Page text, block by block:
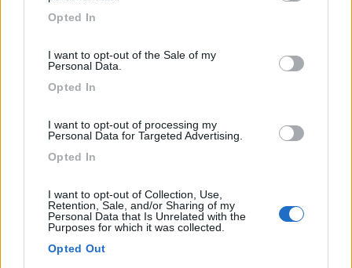
grant or deny consent to Google and its third-party tags to
use your data for below specified purposes in below Google
Opted In
I want to opt-out of the Sale of my
Personal Data.
Opted In
I want to opt-out of processing my
Personal Data for Targeted Advertising.
Opted In
I want to opt-out of Collection, Use,
Retention, Sale, and/or Sharing of my
Personal Data that Is Unrelated with the
Purposes for which it was collected.
Opted Out
Campeggio
Camping Torre Castiglione
Nel cuore del Salento, a meno di 3 km dal centro
cittadin...
Porto Cesareo (LE) - 21.9km